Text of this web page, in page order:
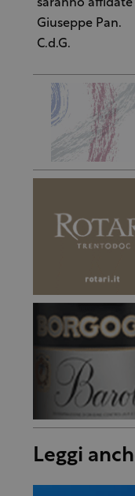
saranno affidate
Giuseppe Pan.
C.d.G.
Leggi